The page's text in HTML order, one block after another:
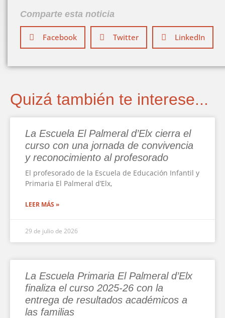
Comparte esta noticia
Facebook Twitter LinkedIn
Quizá también te interese...
La Escuela El Palmeral d’Elx cierra el
curso con una jornada de convivencia
y reconocimiento al profesorado
El profesorado de la Escuela de Educación Infantil y
Primaria El Palmeral d’Elx,
LEER MÁS »
29 de julio de 2026
La Escuela Primaria El Palmeral d’Elx
finaliza el curso 2025-26 con la
entrega de resultados académicos a
las familias